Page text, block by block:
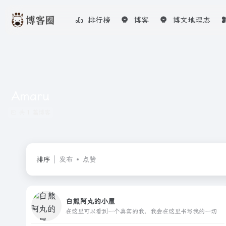
排行榜 博客 博文地理志
排序 发布 点赞
白熊阿丸的小屋
在这里可以看到一个真实的我，我会在这里书写我的一切